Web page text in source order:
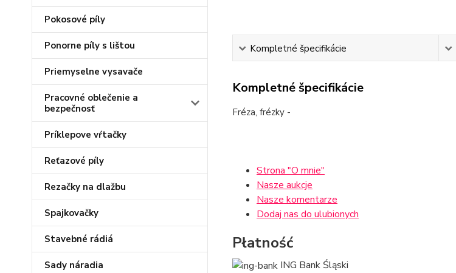
Pokosové píly
Ponorne píly s lištou
Priemyselne vysavače
Pracovné oblečenie a
bezpečnosť
Príklepove vŕtačky
Reťazové píly
Rezačky na dlažbu
Spajkovačky
Stavebné rádiá
Sady náradia
Kompletné špecifikácie
Kompletné špecifikácie
Fréza, frézky -
Strona "O mnie"
Nasze aukcje
Nasze komentarze
Dodaj nas do ulubionych
Płatność
ING Bank Śląski